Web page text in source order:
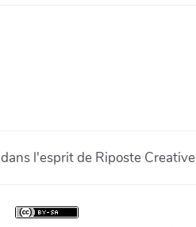
dans l'esprit de Riposte Creative